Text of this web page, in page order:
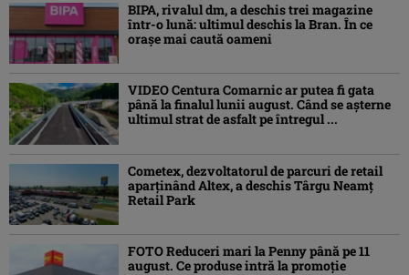
BIPA, rivalul dm, a deschis trei magazine
într-o lună: ultimul deschis la Bran. În ce
orașe mai caută oameni
VIDEO Centura Comarnic ar putea fi gata
până la finalul lunii august. Când se așterne
ultimul strat de asfalt pe întregul ...
Cometex, dezvoltatorul de parcuri de retail
aparținând Altex, a deschis Târgu Neamț
Retail Park
FOTO Reduceri mari la Penny până pe 11
august. Ce produse intră la promoție